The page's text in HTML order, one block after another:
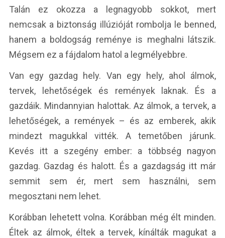
Talán ez okozza a legnagyobb sokkot, mert
nemcsak a biztonság illúzióját rombolja le benned,
hanem a boldogság reménye is meghalni látszik.
Mégsem ez a fájdalom hatol a legmélyebbre.
Van egy gazdag hely. Van egy hely, ahol álmok,
tervek, lehetőségek és remények laknak. És a
gazdáik. Mindannyian halottak. Az álmok, a tervek, a
lehetőségek, a remények – és az emberek, akik
mindezt magukkal vitték. A temetőben járunk.
Kevés itt a szegény ember: a többség nagyon
gazdag. Gazdag és halott. És a gazdagság itt már
semmit sem ér, mert sem használni, sem
megosztani nem lehet.
Korábban lehetett volna. Korábban még élt minden.
Éltek az álmok, éltek a tervek, kínálták magukat a